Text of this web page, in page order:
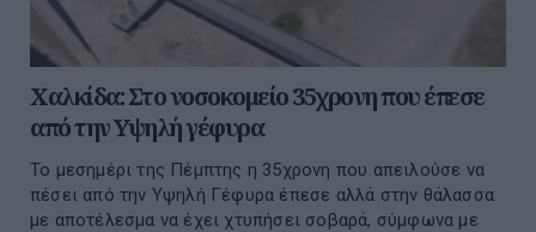
Χαλκίδα: Στο νοσοκομείο 35χρονη που έπεσε
από την Υψηλή γέφυρα
Το μεσημέρι της Πέμπτης η 35χρονη που απειλούσε να
πέσει από την Υψηλή Γέφυρα έπεσε αλλά στην θάλασσα
με αποτέλεσμα να έχει χτυπήσει σοβαρά, σύμφωνα με